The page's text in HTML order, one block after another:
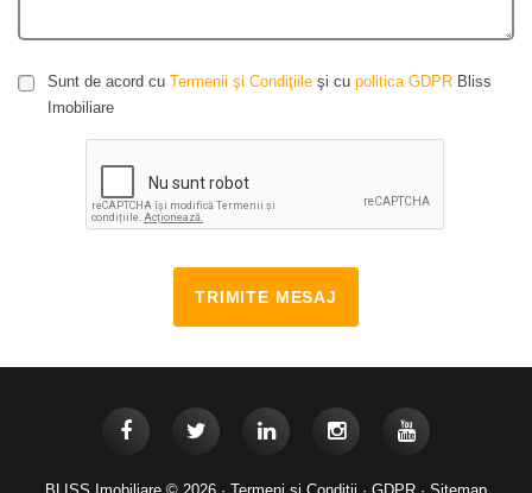
Sunt de acord cu Termenii şi Condiţiile şi cu politica GDPR Bliss
Imobiliare
TRIMITE MESAJ